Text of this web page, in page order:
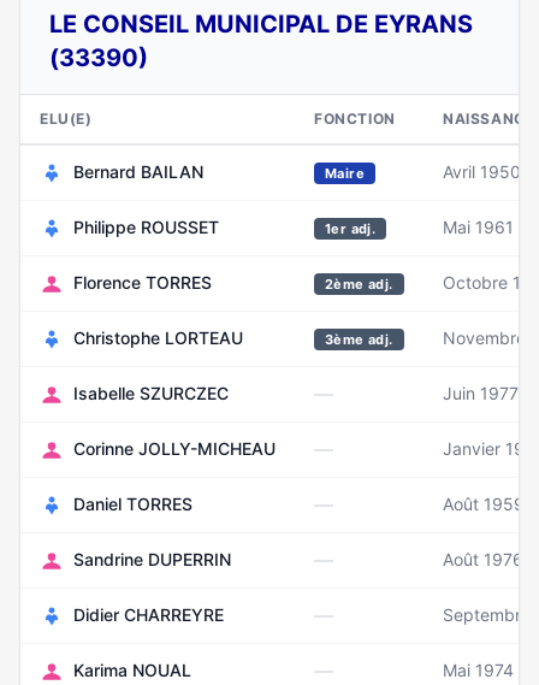
LE CONSEIL MUNICIPAL DE EYRANS
(33390)
ELU(E) FONCTION NAISSANCE
Bernard BAILAN Maire Avril 1950
Philippe ROUSSET 1er adj. Mai 1961
Florence TORRES 2ème adj. Octobre
Christophe LORTEAU 3ème adj. Novembre
Isabelle SZURCZEC — Juin 1977
Corinne JOLLY-MICHEAU — Janvier
Daniel TORRES — Août 1959
Sandrine DUPERRIN — Août 1976
Didier CHARREYRE — Septembre
Karima NOUAL — Mai 1974